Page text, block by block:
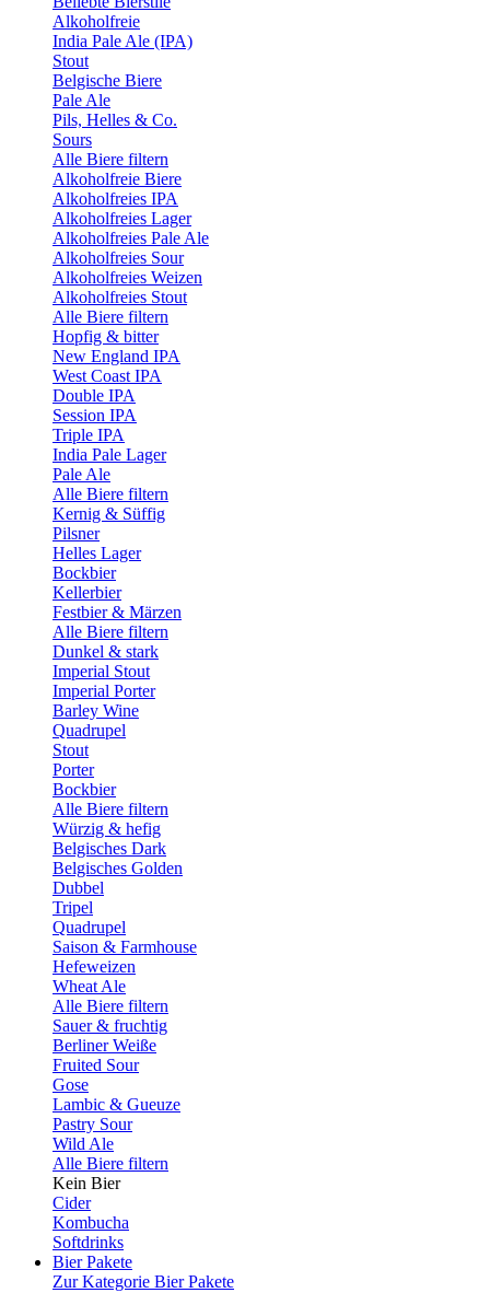
Alkoholfreie
India Pale Ale (IPA)
Stout
Belgische Biere
Pale Ale
Pils, Helles & Co.
Sours
Alle Biere filtern
Alkoholfreie Biere
Alkoholfreies IPA
Alkoholfreies Lager
Alkoholfreies Pale Ale
Alkoholfreies Sour
Alkoholfreies Weizen
Alkoholfreies Stout
Alle Biere filtern
Hopfig & bitter
New England IPA
West Coast IPA
Double IPA
Session IPA
Triple IPA
India Pale Lager
Pale Ale
Alle Biere filtern
Kernig & Süffig
Pilsner
Helles Lager
Bockbier
Kellerbier
Festbier & Märzen
Alle Biere filtern
Dunkel & stark
Imperial Stout
Imperial Porter
Barley Wine
Quadrupel
Stout
Porter
Bockbier
Alle Biere filtern
Würzig & hefig
Belgisches Dark
Belgisches Golden
Dubbel
Tripel
Quadrupel
Saison & Farmhouse
Hefeweizen
Wheat Ale
Alle Biere filtern
Sauer & fruchtig
Berliner Weiße
Fruited Sour
Gose
Lambic & Gueuze
Pastry Sour
Wild Ale
Alle Biere filtern
Kein Bier
Cider
Kombucha
Softdrinks
Bier Pakete
Zur Kategorie Bier Pakete